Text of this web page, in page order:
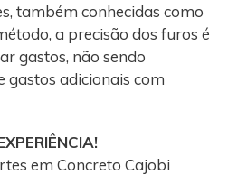
também conhecidas como
a precisão dos furos é
gastos, não sendo
gastos adicionais com
em Concreto Cajobi